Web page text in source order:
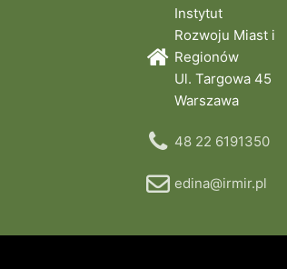
Instytut
Rozwoju Miast i
Regionów
Ul. Targowa 45
Warszawa
48 22 6191350
edina@irmir.pl